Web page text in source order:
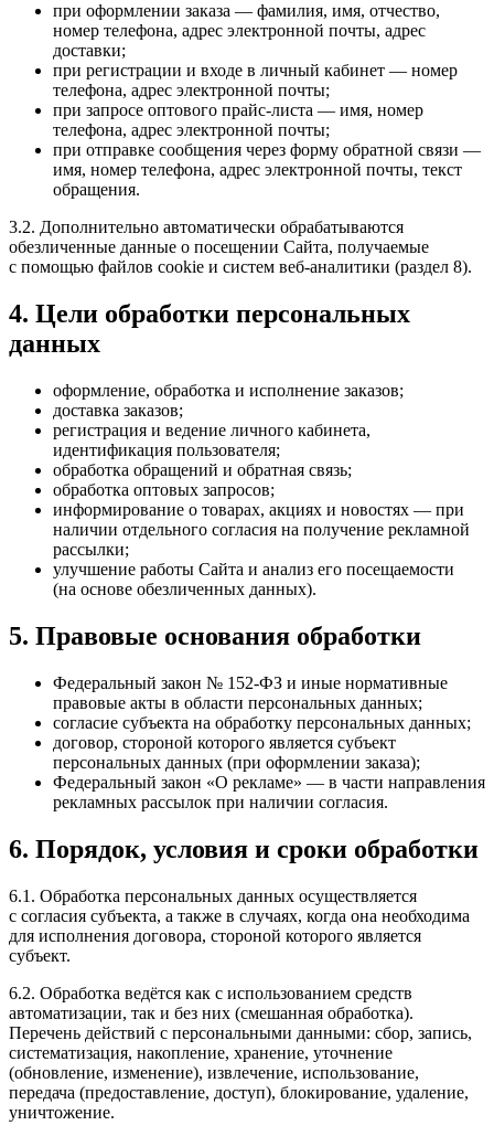
при оформлении заказа — фамилия, имя, отчество,
номер телефона, адрес электронной почты, адрес
доставки;
при регистрации и входе в личный кабинет — номер
телефона, адрес электронной почты;
при запросе оптового прайс-листа — имя, номер
телефона, адрес электронной почты;
при отправке сообщения через форму обратной связи —
имя, номер телефона, адрес электронной почты, текст
обращения.
3.2. Дополнительно автоматически обрабатываются
обезличенные данные о посещении Сайта, получаемые
с помощью файлов cookie и систем веб-аналитики (раздел 8).
4. Цели обработки персональных
данных
оформление, обработка и исполнение заказов;
доставка заказов;
регистрация и ведение личного кабинета,
идентификация пользователя;
обработка обращений и обратная связь;
обработка оптовых запросов;
информирование о товарах, акциях и новостях — при
наличии отдельного согласия на получение рекламной
рассылки;
улучшение работы Сайта и анализ его посещаемости
(на основе обезличенных данных).
5. Правовые основания обработки
Федеральный закон № 152-ФЗ и иные нормативные
правовые акты в области персональных данных;
согласие субъекта на обработку персональных данных;
договор, стороной которого является субъект
персональных данных (при оформлении заказа);
Федеральный закон «О рекламе» — в части направления
рекламных рассылок при наличии согласия.
6. Порядок, условия и сроки обработки
6.1. Обработка персональных данных осуществляется
с согласия субъекта, а также в случаях, когда она необходима
для исполнения договора, стороной которого является
субъект.
6.2. Обработка ведётся как с использованием средств
автоматизации, так и без них (смешанная обработка).
Перечень действий с персональными данными: сбор, запись,
систематизация, накопление, хранение, уточнение
(обновление, изменение), извлечение, использование,
передача (предоставление, доступ), блокирование, удаление,
уничтожение.